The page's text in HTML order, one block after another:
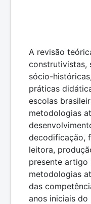
A revisão
construtivistas,
sócio-
práticas
escolas
metodologias
decodificação,
leitora,
presente artigo
metodologias
das
anos iniciais do